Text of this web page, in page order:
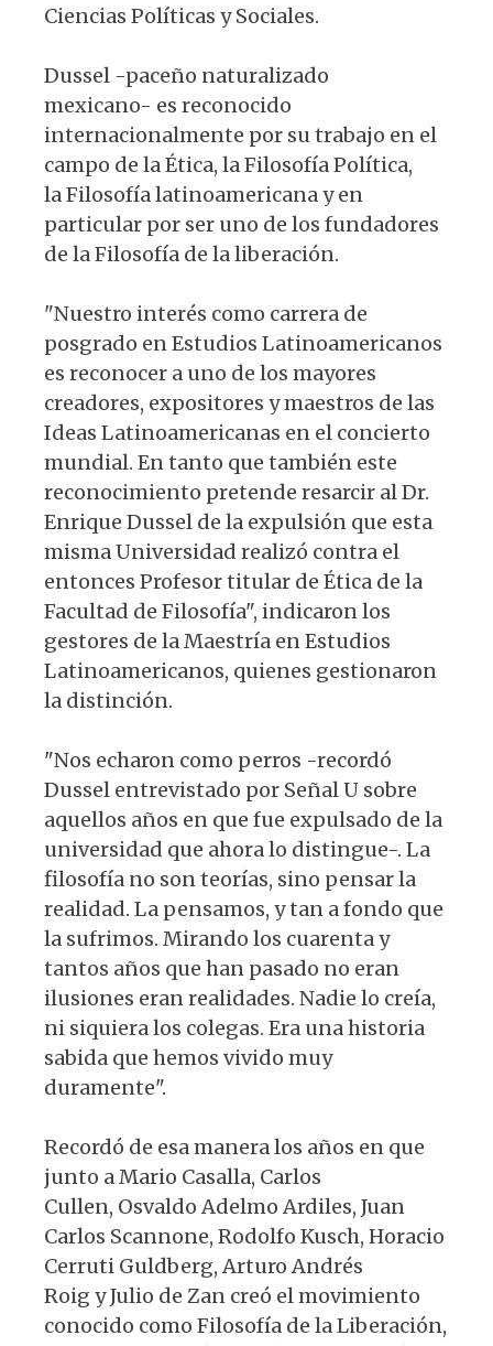
Ciencias Políticas y Sociales.
Dussel -paceño naturalizado
mexicano- es reconocido
internacionalmente por su trabajo en el
campo de la Ética, la Filosofía Política,
la Filosofía latinoamericana y en
particular por ser uno de los fundadores
de la Filosofía de la liberación.
"Nuestro interés como carrera de
posgrado en Estudios Latinoamericanos
es reconocer a uno de los mayores
creadores, expositores y maestros de las
Ideas Latinoamericanas en el concierto
mundial. En tanto que también este
reconocimiento pretende resarcir al Dr.
Enrique Dussel de la expulsión que esta
misma Universidad realizó contra el
entonces Profesor titular de Ética de la
Facultad de Filosofía", indicaron los
gestores de la Maestría en Estudios
Latinoamericanos, quienes gestionaron
la distinción.
"Nos echaron como perros -recordó
Dussel entrevistado por Señal U sobre
aquellos años en que fue expulsado de la
universidad que ahora lo distingue-. La
filosofía no son teorías, sino pensar la
realidad. La pensamos, y tan a fondo que
la sufrimos. Mirando los cuarenta y
tantos años que han pasado no eran
ilusiones eran realidades. Nadie lo creía,
ni siquiera los colegas. Era una historia
sabida que hemos vivido muy
duramente".
Recordó de esa manera los años en que
junto a Mario Casalla, Carlos
Cullen, Osvaldo Adelmo Ardiles, Juan
Carlos Scannone, Rodolfo Kusch, Horacio
Cerruti Guldberg, Arturo Andrés
Roig y Julio de Zan creó el movimiento
conocido como Filosofía de la Liberación,